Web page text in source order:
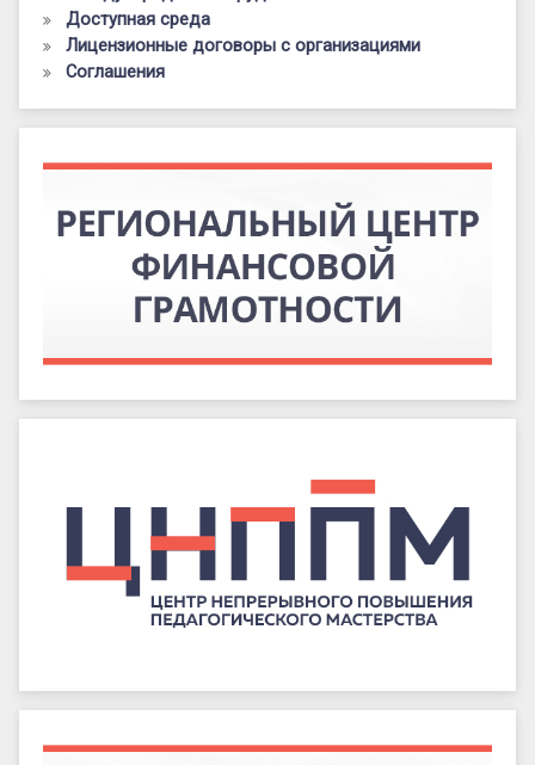
Доступная среда
Лицензионные договоры с организациями
Соглашения